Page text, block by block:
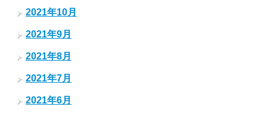
2021年10月
2021年9月
2021年8月
2021年7月
2021年6月